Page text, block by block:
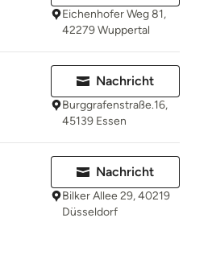
Eichenhofer Weg 81,
42279 Wuppertal
Nachricht
Burggrafenstraße.16,
45139 Essen
Nachricht
Bilker Allee 29, 40219
Düsseldorf